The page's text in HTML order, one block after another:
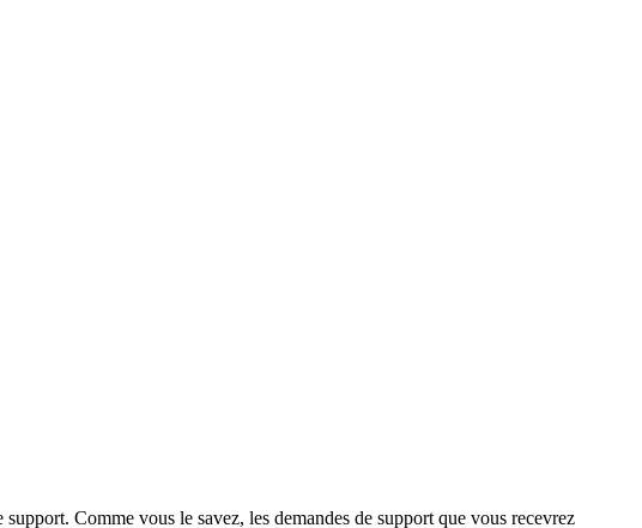
Comme vous le savez, les demandes de support que vous recevrez